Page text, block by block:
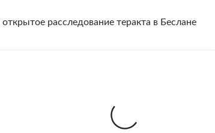
расследование теракта в Беслане